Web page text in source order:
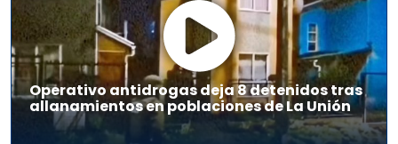
Operativo antidrogas deja 8 detenidos tras
allanamientos en poblaciones de La Unión